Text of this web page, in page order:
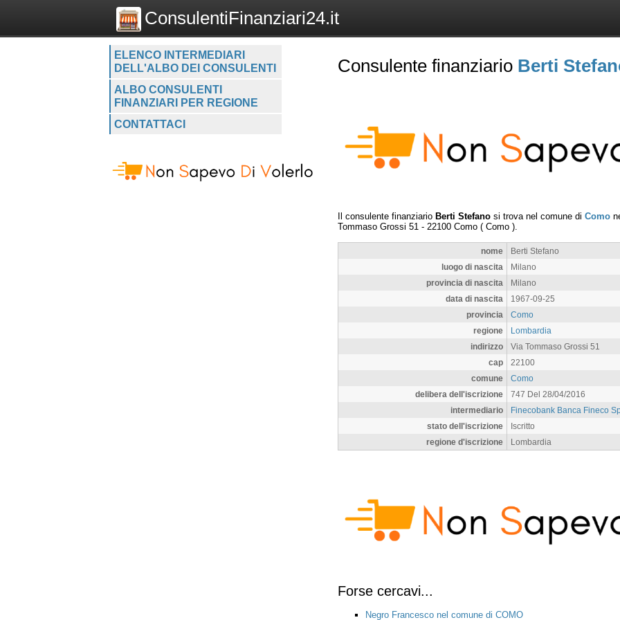
ConsulentiFinanziari24.it
ELENCO INTERMEDIARI
DELL'ALBO DEI CONSULENTI
ALBO CONSULENTI
FINANZIARI PER REGIONE
CONTATTACI
Consulente finanziario Berti
Il consulente finanziario Berti Stefano si trova nel comune di Como
Tommaso Grossi 51 - 22100 Como ( Como ).
nome
Berti Stefano
luogo di nascita
Milano
provincia di nascita
Milano
data di nascita
1967-09-25
provincia
Como
regione
Lombardia
indirizzo
Via Tommaso Grossi 51
cap
22100
comune
Como
delibera dell'iscrizione
747 Del 28/04/2016
intermediario
Finecobank Banca Fineco
stato dell'iscrizione
Iscritto
regione d'iscrizione
Lombardia
Forse cercavi...
Negro Francesco nel comune di COMO